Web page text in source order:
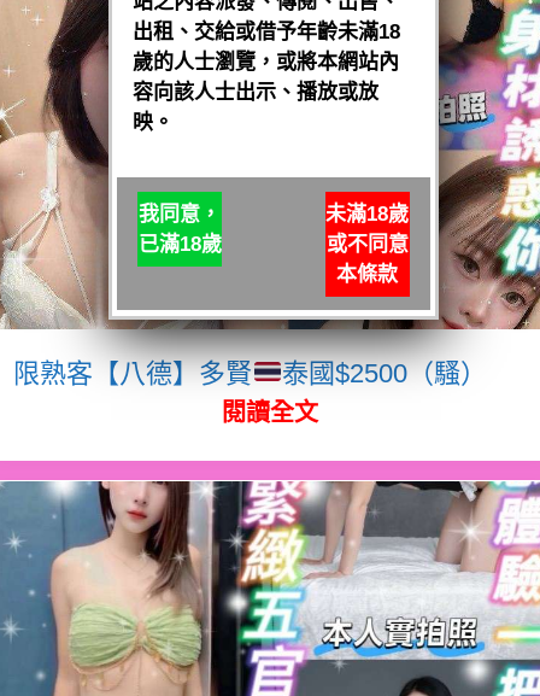
限熟客【八德】多賢 泰國$2500（騷）
閱讀全文
出租、交給或借予年齡未滿18
歲的人士瀏覽，或將本網站內
容向該人士出示、播放或放
映。
我同意，
已滿18歲
未滿18歲
或不同意
本條款